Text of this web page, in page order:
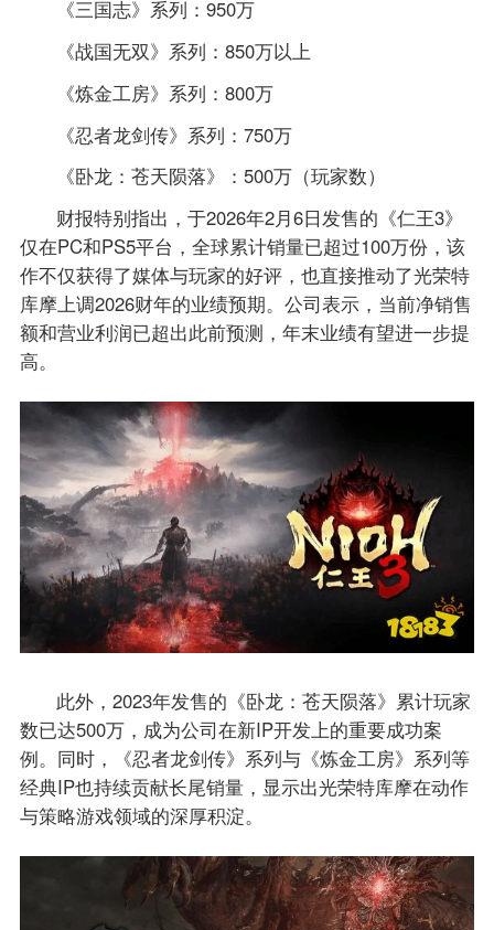
《三国志》系列：950万
《战国无双》系列：850万以上
《炼金工房》系列：800万
《忍者龙剑传》系列：750万
《卧龙：苍天陨落》：500万（玩家数）
财报特别指出，于2026年2月6日发售的《仁王3》
仅在PC和PS5平台，全球累计销量已超过100万份，该
作不仅获得了媒体与玩家的好评，也直接推动了光荣特
库摩上调2026财年的业绩预期。公司表示，当前净销售
额和营业利润已超出此前预测，年末业绩有望进一步提
高。
此外，2023年发售的《卧龙：苍天陨落》累计玩家
数已达500万，成为公司在新IP开发上的重要成功案
例。同时，《忍者龙剑传》系列与《炼金工房》系列等
经典IP也持续贡献长尾销量，显示出光荣特库摩在动作
与策略游戏领域的深厚积淀。